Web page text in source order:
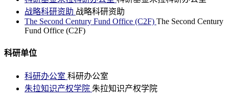
战略科研资助 战略科研资助
The Second Century Fund Office (C2F) The Second Century
Fund Office (C2F)
科研单位
科研办公室 科研办公室
朱拉知识产权学院 朱拉知识产权学院